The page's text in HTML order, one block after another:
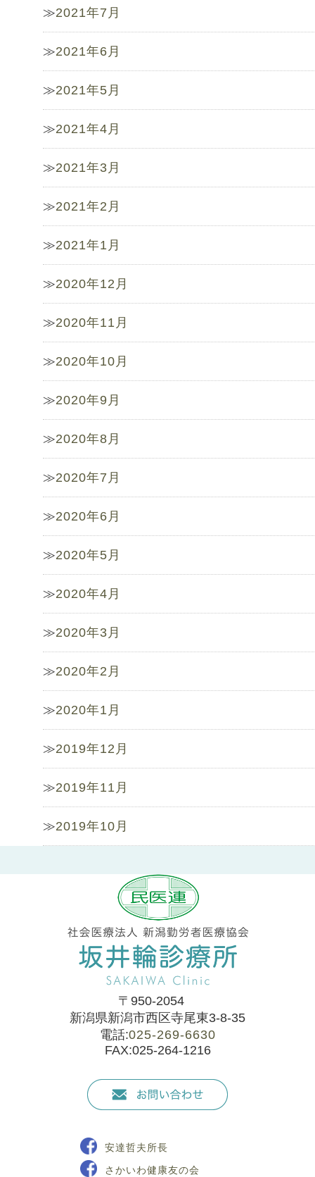
2021年7月
2021年6月
2021年5月
2021年4月
2021年3月
2021年2月
2021年1月
2020年12月
2020年11月
2020年10月
2020年9月
2020年8月
2020年7月
2020年6月
2020年5月
2020年4月
2020年3月
2020年2月
2020年1月
2019年12月
2019年11月
2019年10月
〒950-2054
新潟県新潟市西区寺尾東3-8-35
電話:025-269-6630
FAX:025-264-1216
安達哲夫所長
さかいわ健康友の会